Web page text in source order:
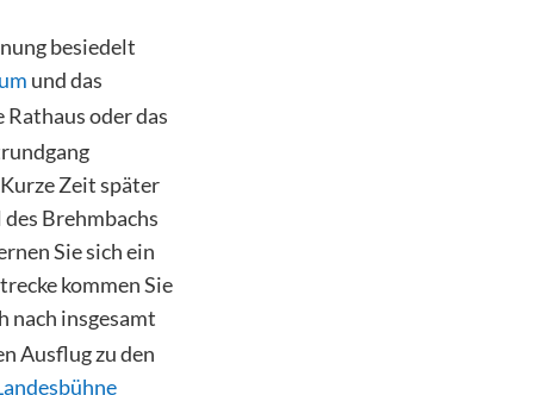
besiedelt
und das
oder das
Zeit später
Brehmbachs
Sie sich ein
kommen Sie
nach insgesamt
Ausflug zu den